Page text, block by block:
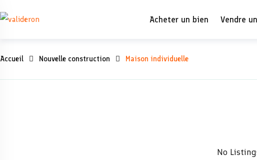
to
Acheter un bien Vendre
Maison
individuelle
Accueil Nouvelle construction Maison individuelle
No